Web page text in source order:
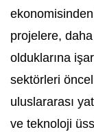
projelere,
olduklarına
sektörleri
uluslararası
ve teknoloji